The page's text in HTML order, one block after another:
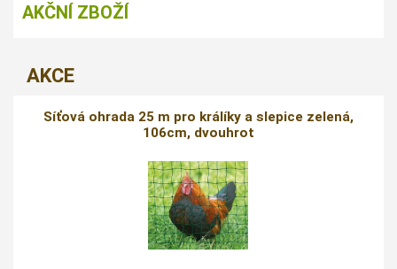
AKČNÍ ZBOŽÍ
AKCE
Síťová ohrada 25 m pro králíky a slepice zelená,
106cm, dvouhrot